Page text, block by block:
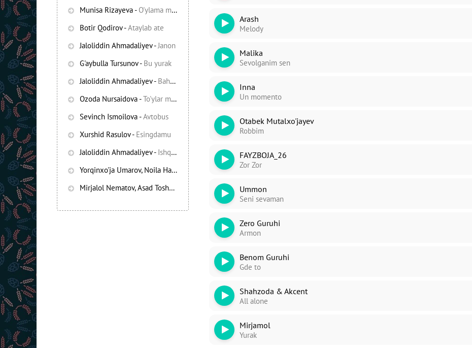
Munisa Rizayeva- O'ylama mani
Botir Qodirov-Ataylab ate
Jaloliddin Ahmadaliyev-Janon
G'aybulla Tursunov- Bu yurak
Jaloliddin Ahmadaliyev- Bahor yomg'irlari
Ozoda Nursaidova-To'ylar muborak
Sevinch Ismoilova-Avtobus
Xurshid Rasulov- Esingdamu
Jaloliddin Ahmadaliyev- Ishqning chayqov bozorida
Yorqinxo'ja Umarov, Noila Habibullayeva
Bezori
Mirjalol Nematov, Asad Toshpo’latov
Oshiq edim
Arash
Melody
Malika
Sevolganim sen
Inna
Un momento
Otabek Mutalxo'jayev
Robbim
FAYZBOJA_26
Zor Zor
Ummon
Seni sevaman
Zero Guruhi
Armon
Benom Guruhi
Gde to
Shahzoda & Akcent
All alone
Mirjamol
Yurak
-Bezori
Oshiq edim